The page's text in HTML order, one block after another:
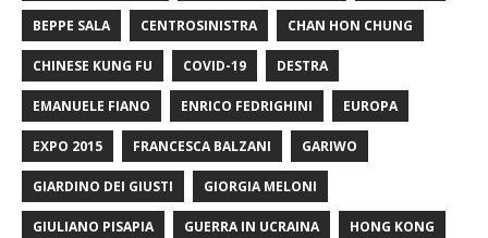
BEPPE SALA CENTROSINISTRA CHAN HON CHUNG
CHINESE KUNG FU COVID-19 DESTRA
EMANUELE FIANO ENRICO FEDRIGHINI EUROPA
EXPO 2015 FRANCESCA BALZANI GARIWO
GIARDINO DEI GIUSTI GIORGIA MELONI
GIULIANO PISAPIA GUERRA IN UCRAINA HONG KONG